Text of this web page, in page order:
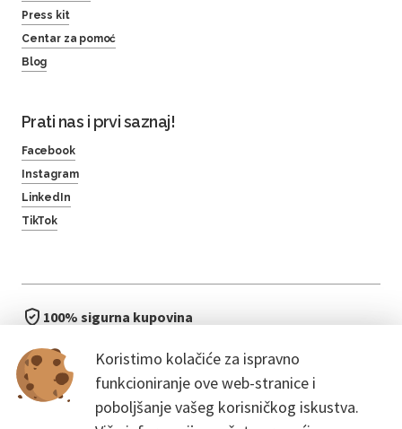
Koristimo kolačiće za ispravno
funkcioniranje ove web-stranice i
poboljšanje vašeg korisničkog iskustva.
Press kit
Centar za pomoć
Blog
Prati nas i prvi saznaj!
Facebook
Instagram
LinkedIn
TikTok
100% sigurna kupovina
bez čekanja u redu